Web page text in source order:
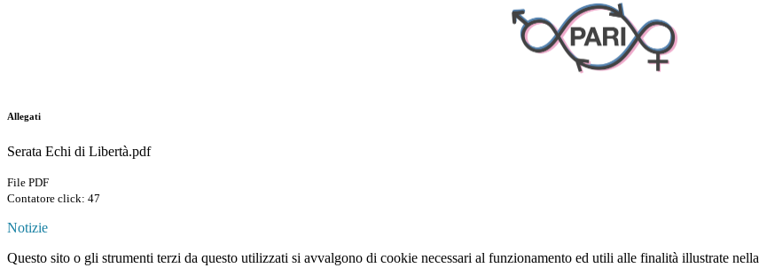
Allegati
Serata Echi di Libertà.pdf
File PDF
Contatore click: 47
Notizie
Questo sito o gli strumenti terzi da questo utilizzati si avvalgono di cookie necessari al funzionamento ed utili alle finalità illustrate nella